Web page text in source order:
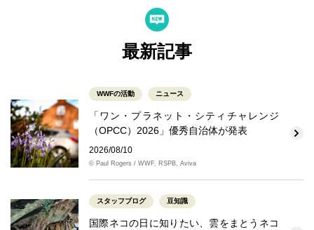
最新記事
WWFの活動 ニュース
「ワン・プラネット・シティチャレンジ
（OPCC）2026」優秀自治体が発表
2026/08/10
© Paul Rogers / WWF, RSPB, Aviva
スタッフブログ 豆知識
国際ネコの日に知りたい、雲をまとうネコ